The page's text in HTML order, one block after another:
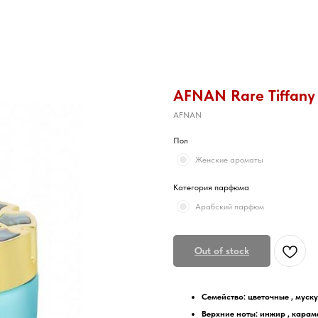
AFNAN Rare Tiffany
AFNAN
Пол
Женские ароматы
Категория парфюма
Арабский парфюм
Out of stock
Семейство: цветочные ,
Верхние ноты: инжир ,